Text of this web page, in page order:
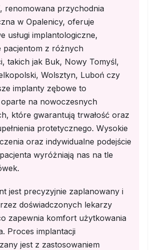
renomowana przychodnia
w Opalenicy, oferuje
usługi implantologiczne,
pacjentom z różnych
takich jak Buk, Nowy Tomyśl,
Wolsztyn, Luboń czy
implanty zębowe to
na nowoczesnych
które gwarantują trwałość oraz
protetycznego. Wysokie
oraz indywidualne podejście
wyróżniają nas na tle
jest precyzyjnie zaplanowany i
doświadczonych lekarzy
zapewnia komfort użytkowania
Proces implantacji
jest z zastosowaniem